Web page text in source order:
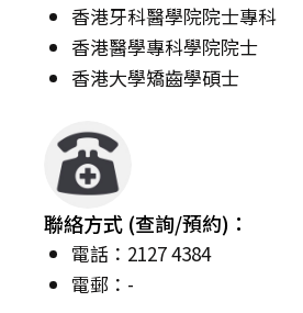
香港牙科醫學院院士專科
香港醫學專科學院院士
香港大學矯齒學碩士
聯絡方式 (查詢/預約)：
電話：2127 4384
電郵：-